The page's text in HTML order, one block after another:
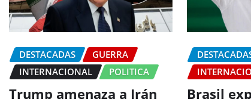
DESTACADAS
GUERRA
INTERNACIONAL
POLITICA
Trump amenaza a Irán
Brasil